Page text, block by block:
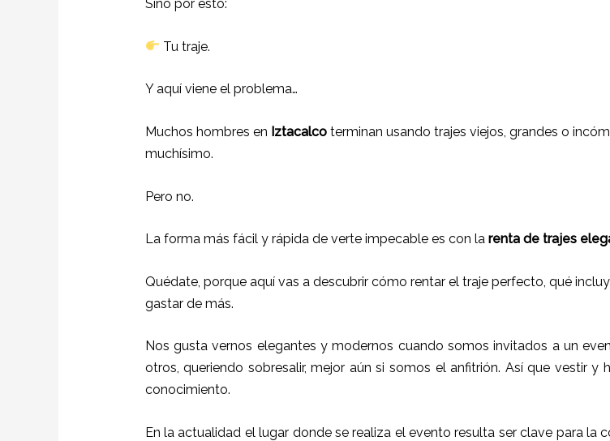
Sino por esto:
Tu traje.
Y aquí viene el problema…
Muchos hombres en Iztacalco terminan usando trajes viejos, grandes o
muchísimo.
Pero no.
La forma más fácil y rápida de verte impecable es con la renta de trajes
Quédate, porque aquí vas a descubrir cómo rentar el traje perfecto, qué
gastar de más.
Nos gusta vernos elegantes y modernos cuando somos invitados a un
otros, queriendo sobresalir, mejor aún si somos el anfitrión. Así que vestir
conocimiento.
En la actualidad el lugar donde se realiza el evento resulta ser clave para